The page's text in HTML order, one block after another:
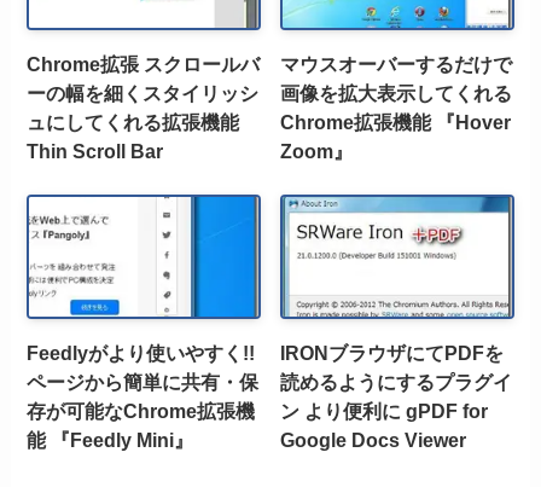
Chrome拡張 スクロールバ
ーの幅を細くスタイリッシ
ュにしてくれる拡張機能
Thin Scroll Bar
マウスオーバーするだけで
画像を拡大表示してくれる
Chrome拡張機能 『Hover
Zoom』
Feedlyがより使いやすく!!
ページから簡単に共有・保
存が可能なChrome拡張機
能 『Feedly Mini』
IRONブラウザにてPDFを
読めるようにするプラグイ
ン より便利に gPDF for
Google Docs Viewer